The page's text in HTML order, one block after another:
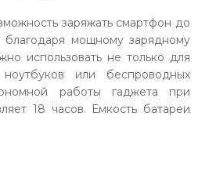
заряжать смартфон до
мощному зарядному
использовать не только для
или беспроводных
работы гаджета при
18 часов. Емкость батареи